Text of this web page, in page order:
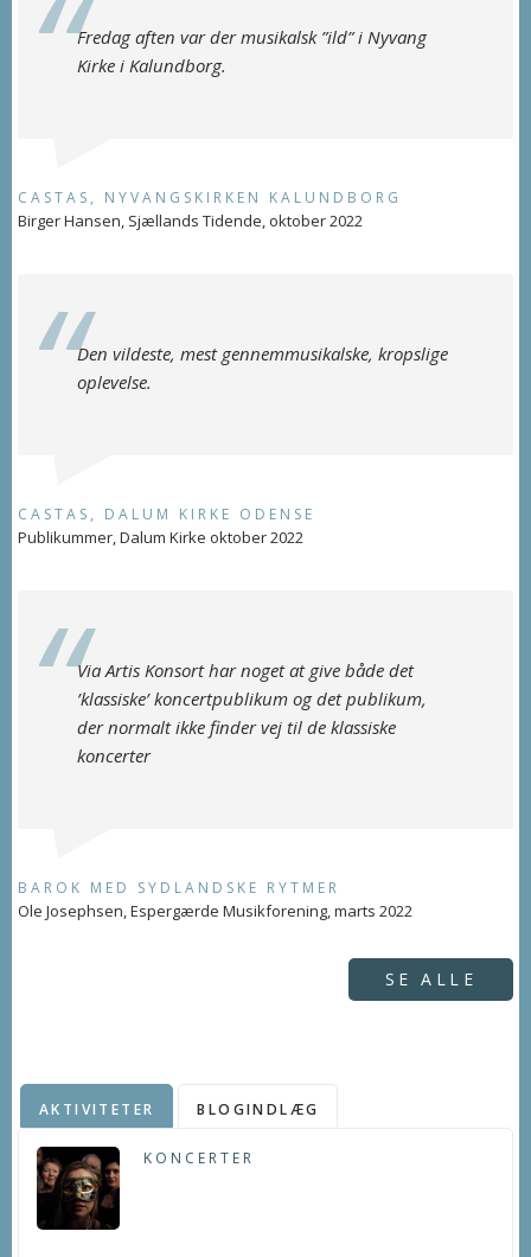
Fredag aften var der musikalsk ”ild” i Nyvang
Kirke i Kalundborg.
CASTAS, NYVANGSKIRKEN KALUNDBORG
Birger Hansen, Sjællands Tidende, oktober 2022
Den vildeste, mest gennemmusikalske, kropslige
oplevelse.
CASTAS, DALUM KIRKE ODENSE
Publikummer, Dalum Kirke oktober 2022
Via Artis Konsort har noget at give både det
’klassiske’ koncertpublikum og det publikum,
der normalt ikke finder vej til de klassiske
koncerter
BAROK MED SYDLANDSKE RYTMER
Ole Josephsen, Espergærde Musikforening, marts 2022
SE ALLE
AKTIVITETER BLOGINDLÆG
KONCERTER